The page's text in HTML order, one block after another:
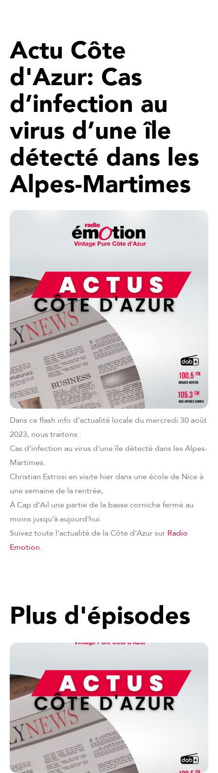
Actu Côte
d'Azur: Cas
d’infection au
virus d’une île
détecté dans les
Alpes-Martimes
Dans ce flash info d'actualité locale du mercredi 30 août
2023, nous traitons :
Cas d'infection au virus d'une île détecté dans les Alpes-
Martimes.
Christian Estrosi en visite hier dans une école de Nice à
une semaine de la rentrée,
À Cap d'Ail une partie de la basse corniche fermé au
moins jusqu'à aujourd'hui.
Suivez toute l'actualité de la Côte d'Azur sur Radio
Emotion.
Plus d'épisodes